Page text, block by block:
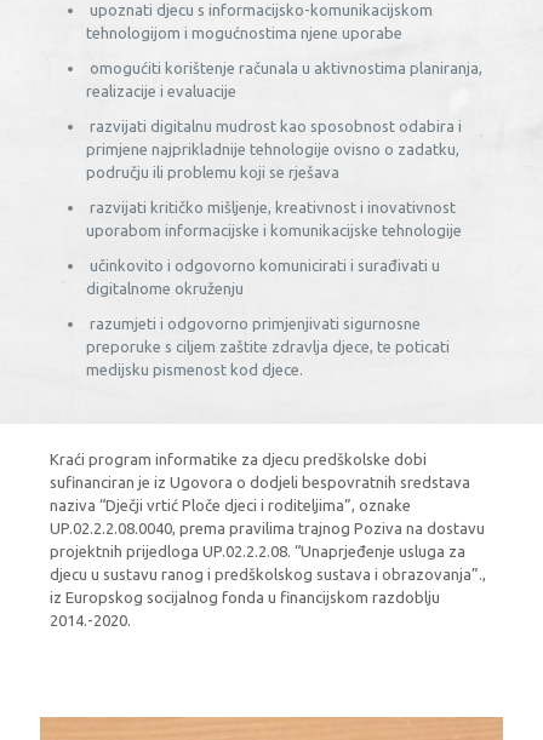
upoznati djecu s informacijsko-komunikacijskom
tehnologijom i mogućnostima njene uporabe
omogućiti korištenje računala u aktivnostima planiranja,
realizacije i evaluacije
razvijati digitalnu mudrost kao sposobnost odabira i
primjene najprikladnije tehnologije ovisno o zadatku,
području ili problemu koji se rješava
razvijati kritičko mišljenje, kreativnost i inovativnost
uporabom informacijske i komunikacijske tehnologije
učinkovito i odgovorno komunicirati i surađivati u
digitalnome okruženju
razumjeti i odgovorno primjenjivati sigurnosne
preporuke s ciljem zaštite zdravlja djece, te poticati
medijsku pismenost kod djece.
Kraći program informatike za djecu predškolske dobi
sufinanciran je iz Ugovora o dodjeli bespovratnih sredstava
naziva “Dječji vrtić Ploče djeci i roditeljima”, oznake
UP.02.2.2.08.0040, prema pravilima trajnog Poziva na dostavu
projektnih prijedloga UP.02.2.2.08. “Unaprjeđenje usluga za
djecu u sustavu ranog i predškolskog sustava i obrazovanja”.,
iz Europskog socijalnog fonda u financijskom razdoblju
2014.-2020.